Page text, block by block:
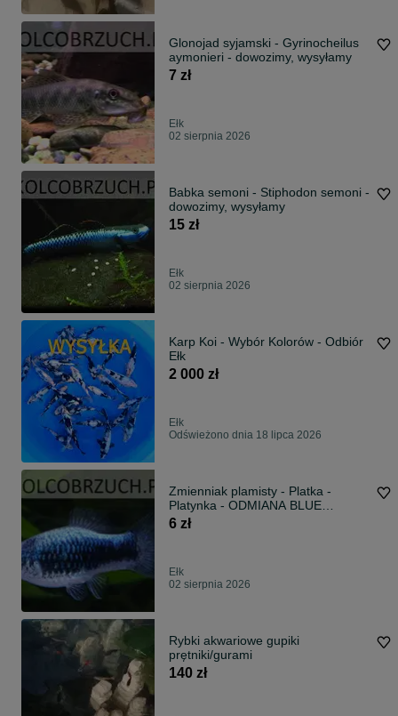
Glonojad syjamski - Gyrinocheilus
aymonieri - dowozimy, wysyłamy
7 zł
Ełk
02 sierpnia 2026
Babka semoni - Stiphodon semoni -
dowozimy, wysyłamy
15 zł
Ełk
02 sierpnia 2026
Karp Koi - Wybór Kolorów - Odbiór
Ełk
2 000 zł
Ełk
Odświeżono dnia 18 lipca 2026
Zmienniak plamisty - Platka -
Platynka - ODMIANA BLUE
TUXEDO - dowóz
6 zł
Ełk
02 sierpnia 2026
Rybki akwariowe gupiki
prętniki/gurami
140 zł